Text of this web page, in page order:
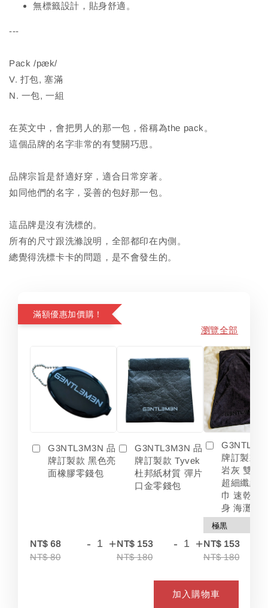
無標籤設計，貼身舒適。
---
Pack /pæk/
V. 打包, 塞滿
N. 一包, 一組
在英文中，會把男人的那一包，俗稱為the pack。
這個品牌的名字非常的有雙關巧思。
品牌宗旨是舒適好穿，適合日常穿著。
如同他們的名字，妥善的包好那一包。
這品牌是沒有洗標的。
所有的尺寸跟洗滌說明，全部都印在內側。
總覺得洗標卡卡的問題，是不會發生的。
滿額優惠加價購！
瀏覽全部
G3NTL3M3N 品
牌訂製款 黑色亮
面橡膠零錢包
NT$ 68
NT$ 80
- +
G3NTL3M3N 品
牌訂製款 Tyvek
杜邦紙材質 彈片
口金零錢包
NT$ 153
NT$ 180
- +
牌訂製款
岩灰 雙色
超細纖維
巾 速乾 吸
身 海灘
NT$ 153
NT$ 180
加入購物車